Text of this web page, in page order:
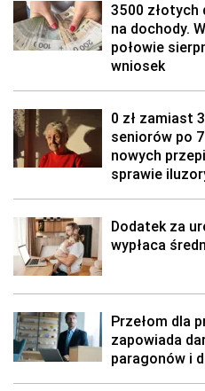
3500 złotych
na dochody.
połowie
wniosek
0 zł zamiast
seniorów po
nowych
sprawie
Dodatek za
wypłaca
Przełom dla
zapowiada
paragonów i